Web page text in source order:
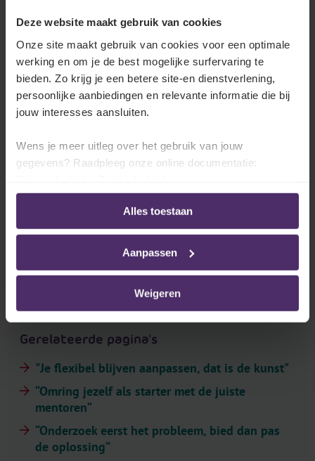
Deze website maakt gebruik van cookies
Onze site maakt gebruik van cookies voor een optimale
werking en om je de best mogelijke surfervaring te
bieden. Zo krijg je een betere site-en dienstverlening,
persoonlijke aanbiedingen en relevante informatie die bij
jouw interesses aansluiten.
Wens je meer uitleg over het gebruik van jouw
gegevens? Raadpleeg onze online documentatie:
Alles toestaan
Aanpassen
Weigeren
Jouw belangrijkste advies voor startende
ondernemers?
Start bij jezelf, je talenten en vaardigheden!Wacht
dus niet op de ideale co-founder/investeerder.
Blijf niet bij de pakken zitten!Veel ondernemers in
spe blijven ook wachten op het ideale moment om te
beter is het om snel in de realiteit te beginnen testen.
Werk je idee niet volledig uitop papier maar check
het zo snel mogelijk af met mensen. Uit die feedback
Gerelateerde pagina's
"Je flexibel blijven aanpassen, dat is de kunst"
“Omring jezelf als starter met de juiste
mentoren”
“Onderzoek eerst het probleem, bied dan pas
de oplossing”